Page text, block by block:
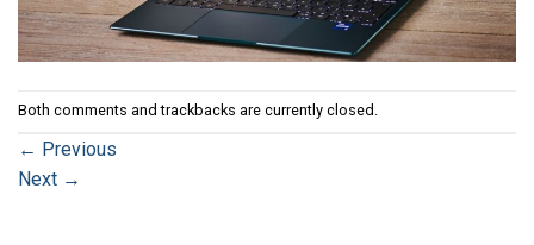
Both comments and trackbacks are currently closed.
← Previous
Next →